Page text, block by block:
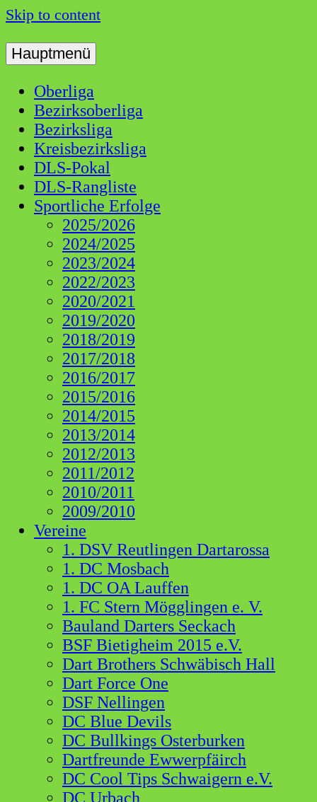
Skip to content
DLS
Dart Liga Schwaben
Hauptmenü
Oberliga
Bezirksoberliga
Bezirksliga
Kreisbezirksliga
DLS-Pokal
DLS-Rangliste
Sportliche Erfolge
2025/2026
2024/2025
2023/2024
2022/2023
2020/2021
2019/2020
2018/2019
2017/2018
2016/2017
2015/2016
2014/2015
2013/2014
2012/2013
2011/2012
2010/2011
2009/2010
Vereine
1. DSV Reutlingen Dartarossa
1. DC Mosbach
1. DC OA Lauffen
1. FC Stern Mögglingen e. V.
Bauland Darters Seckach
BSF Bietigheim 2015 e.V.
Dart Brothers Schwäbisch Hall
Dart Force One
DSF Nellingen
DC Blue Devils
DC Bullkings Osterburken
Dartfreunde Ewwerpfäirch
DC Cool Tips Schwaigern e.V.
DC Urbach